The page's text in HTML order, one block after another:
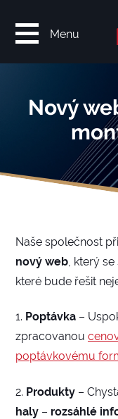
Nový
Naše společnost
nový web, který
které bude řešit
1. Poptávka –
zpracovanou
poptávkovému
2. Produkty –
haly – rozsáhlé
Menu